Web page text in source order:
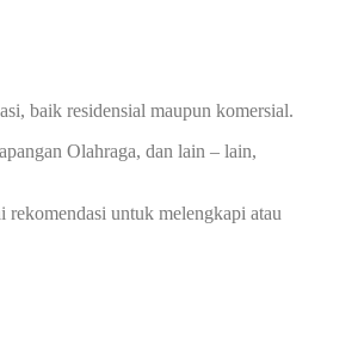
baik residensial maupun komersial.
Olahraga, dan lain – lain,
rekomendasi untuk melengkapi atau